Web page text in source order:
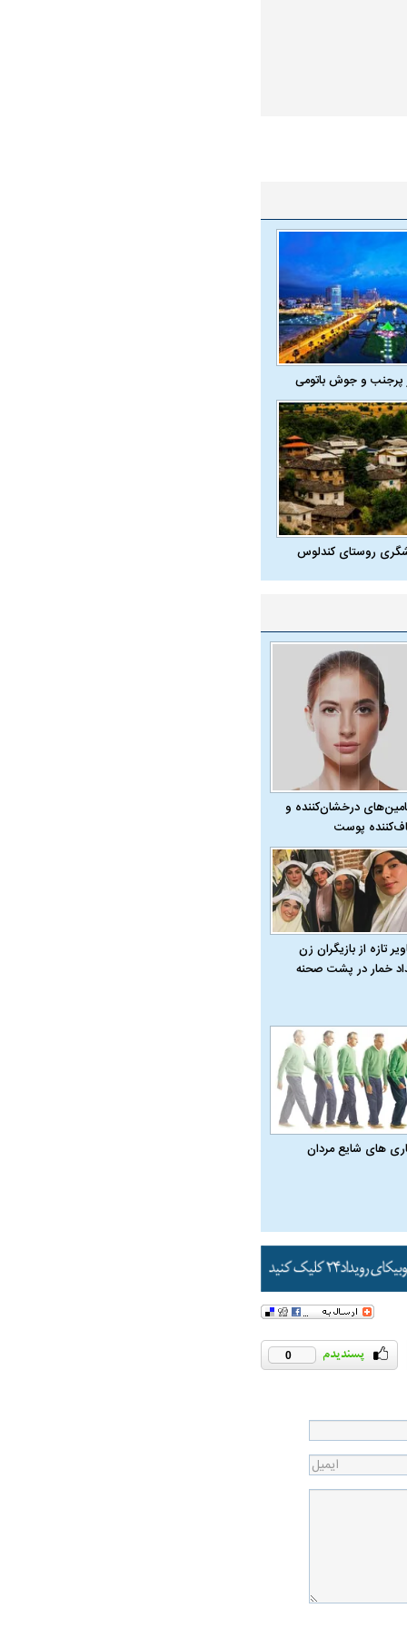
و جوش باتومی
روستای کندلوس
درخشان‌کننده و
پوست
تازه از بازیگران زن
خمار در پشت صحنه
های شایع مردان
0
دوران قاجار چگونه
مردی که سر خم نکرد؟ | غلامرضا تختی و
نگرانی من،
مردم است